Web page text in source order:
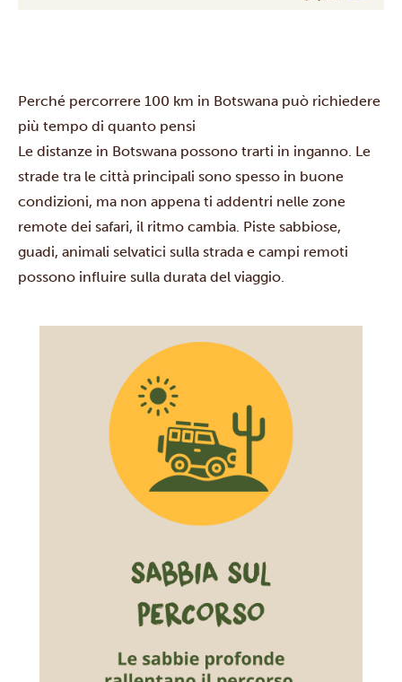
Perché percorrere 100 km in Botswana può richiedere
più tempo di quanto pensi
Le distanze in Botswana possono trarti in inganno. Le
strade tra le città principali sono spesso in buone
condizioni, ma non appena ti addentri nelle zone
remote dei safari, il ritmo cambia. Piste sabbiose,
guadi, animali selvatici sulla strada e campi remoti
possono influire sulla durata del viaggio.